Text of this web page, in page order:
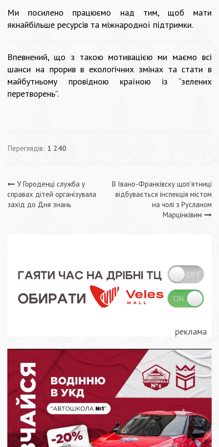
Ми посилено працюємо над тим, щоб мати
якнайбільше ресурсів та міжнародної підтримки.
Впевнений, що з такою мотивацією ми маємо всі
шанси на прорив в екологічних змінах та стати в
майбутньому провідною країною із “зелених
перетворень”.
Переглядів: 1 240
Навігація
записів
У Городенці служба у
справах дітей організувала
захід до Дня знань
В Івано-Франківску щоп’ятниці
відбувається інспекція містом
на чолі з Русланом
Марцінківим